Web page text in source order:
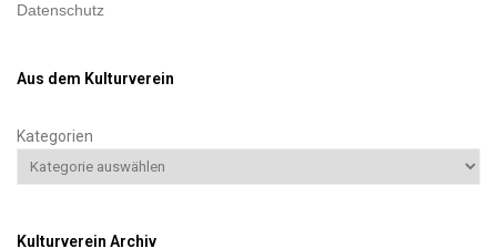
Datenschutz
Aus dem Kulturverein
Kategorien
Kulturverein Archiv